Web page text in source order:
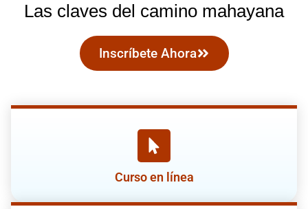
Las claves del camino mahayana
Inscríbete Ahora
Curso en línea